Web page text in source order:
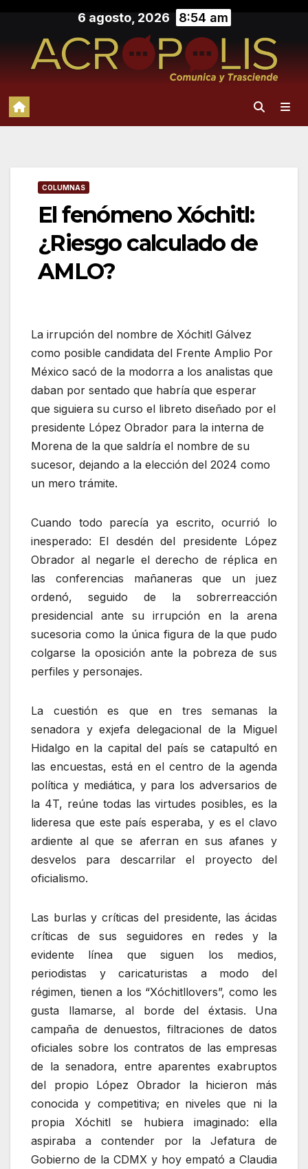
contenido
6 agosto, 2026 8:54 am
COLUMNAS
El fenómeno Xóchitl:
¿Riesgo calculado de
AMLO?
La irrupción del nombre de Xóchitl Gálvez
como posible candidata del Frente Amplio Por
México sacó de la modorra a los analistas que
daban por sentado que habría que esperar
que siguiera su curso el libreto diseñado por el
presidente López Obrador para la interna de
Morena de la que saldría el nombre de su
sucesor, dejando a la elección del 2024 como
un mero trámite.
Cuando todo parecía ya escrito, ocurrió lo
inesperado: El desdén del presidente López
Obrador al negarle el derecho de réplica en
las conferencias mañaneras que un juez
ordenó, seguido de la sobrerreacción
presidencial ante su irrupción en la arena
sucesoria como la única figura de la que pudo
colgarse la oposición ante la pobreza de sus
perfiles y personajes.
La cuestión es que en tres semanas la
senadora y exjefa delegacional de la Miguel
Hidalgo en la capital del país se catapultó en
las encuestas, está en el centro de la agenda
política y mediática, y para los adversarios de
la 4T, reúne todas las virtudes posibles, es la
lideresa que este país esperaba, y es el clavo
ardiente al que se aferran en sus afanes y
desvelos para descarrilar el proyecto del
oficialismo.
Las burlas y críticas del presidente, las ácidas
críticas de sus seguidores en redes y la
evidente línea que siguen los medios,
periodistas y caricaturistas a modo del
régimen, tienen a los “Xóchitllovers”, como les
gusta llamarse, al borde del éxtasis. Una
campaña de denuestos, filtraciones de datos
oficiales sobre los contratos de las empresas
de la senadora, entre aparentes exabruptos
del propio López Obrador la hicieron más
conocida y competitiva; en niveles que ni la
propia Xóchitl se hubiera imaginado: ella
aspiraba a contender por la Jefatura de
Gobierno de la CDMX y hoy empató a Claudia